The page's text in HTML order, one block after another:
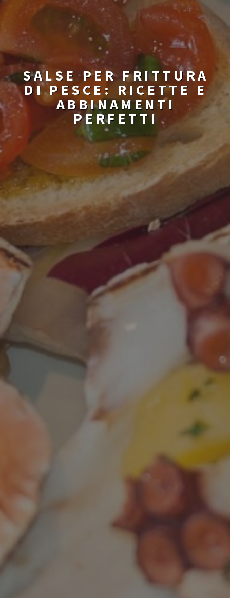
SALSE PER FRITTURA
DI PESCE: RICETTE E
ABBINAMENTI
PERFETTI